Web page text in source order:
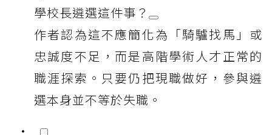
學校長遴選這件事？
作者認為這不應簡化為「騎驢找馬」或
忠誠度不足，而是高階學術人才正常的
職涯探索。只要仍把現職做好，參與遴
選本身並不等於失職。